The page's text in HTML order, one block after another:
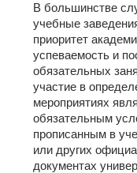
В большинстве
учебные
приоритет
успеваемость и
обязательных
участие в
мероприятиях
обязательным
прописанным в
или других
документах